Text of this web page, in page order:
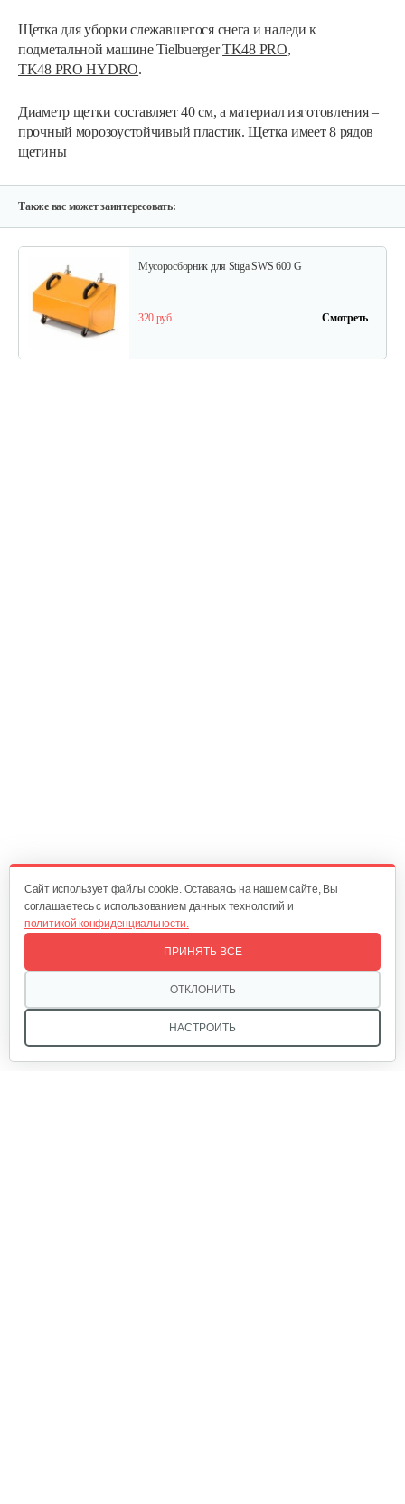
Щетка для уборки слежавшегося снега и наледи к
подметальной машине TielbuergerTK48 PRO,
TK48 PRO HYDRO.
Диаметр щетки составляет 40 см, а материал изготовления –
прочный морозоустойчивый пластик. Щетка имеет 8 рядов
щетины
Также вас может заинтересовать:
Мусоросборник для Stiga SWS 600 G
320 руб Смотреть
Cайт использует файлы cookie. Оставаясь на нашем сайте, Вы
соглашаетесь с использованием данных технологий и
политикой конфиденциальности.
НАСТРОИТЬ
ОТКЛОНИТЬ
ПРИНЯТЬ ВСЕ